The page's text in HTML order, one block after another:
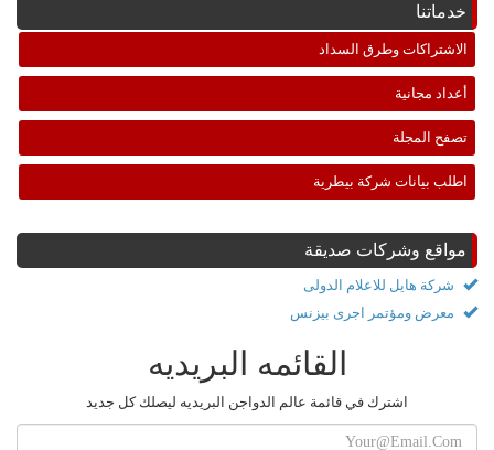
خدماتنا
الاشتراكات وطرق السداد
أعداد مجانية
تصفح المجلة
اطلب بيانات شركة بيطرية
مواقع وشركات صديقة
شركة هايل للاعلام الدولى
معرض ومؤتمر اجرى بيزنس
القائمه البريديه
اشترك في قائمة عالم الدواجن البريديه ليصلك كل جديد